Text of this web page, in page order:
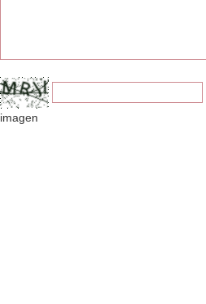
imagen